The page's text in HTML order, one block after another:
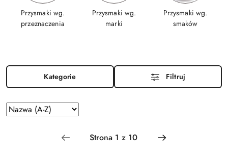
Przysmaki wg.
przeznaczenia
Przysmaki wg.
marki
Przysmaki wg.
smaków
Kategorie Filtruj
Zastosowano
sortowanie:
Sortuj
według